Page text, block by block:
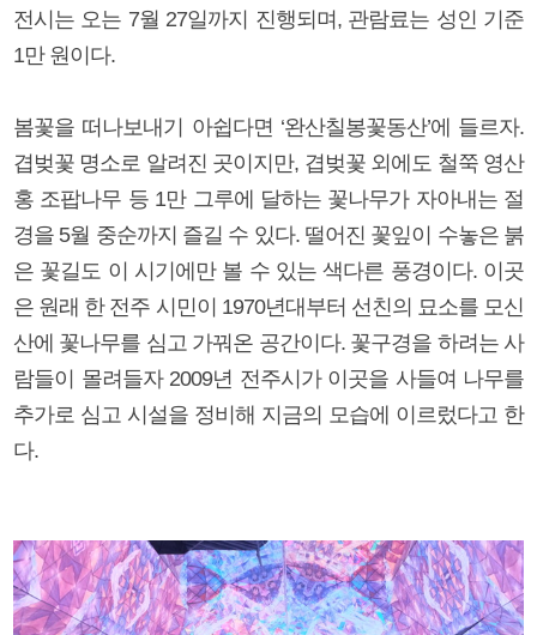
전시는 오는 7월 27일까지 진행되며, 관람료는 성인 기준
1만 원이다.
봄꽃을 떠나보내기 아쉽다면 ‘완산칠봉꽃동산’에 들르자.
겹벚꽃 명소로 알려진 곳이지만, 겹벚꽃 외에도 철쭉 영산
홍 조팝나무 등 1만 그루에 달하는 꽃나무가 자아내는 절
경을 5월 중순까지 즐길 수 있다. 떨어진 꽃잎이 수놓은 붉
은 꽃길도 이 시기에만 볼 수 있는 색다른 풍경이다. 이곳
은 원래 한 전주 시민이 1970년대부터 선친의 묘소를 모신
산에 꽃나무를 심고 가꿔온 공간이다. 꽃구경을 하려는 사
람들이 몰려들자 2009년 전주시가 이곳을 사들여 나무를
추가로 심고 시설을 정비해 지금의 모습에 이르렀다고 한
다.